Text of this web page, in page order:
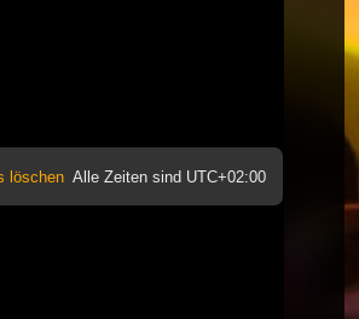
Alle Zeiten sind UTC+02:00
löschen